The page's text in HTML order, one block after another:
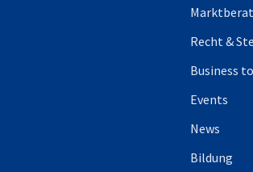
Recht &
Business
Events
News
Bildung